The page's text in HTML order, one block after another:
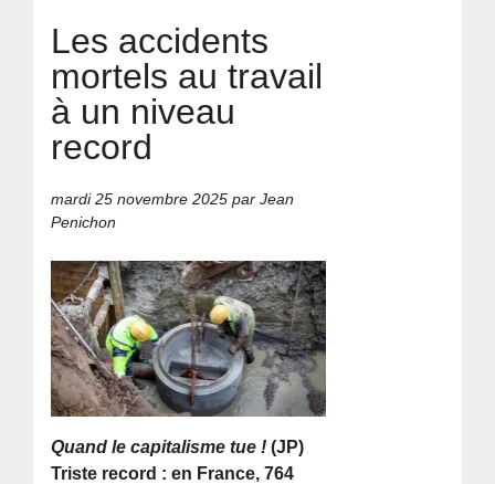
Les accidents
mortels au travail
à un niveau
record
mardi 25 novembre 2025 par Jean
Penichon
Quand le capitalisme tue !(JP)
Triste record : en France, 764